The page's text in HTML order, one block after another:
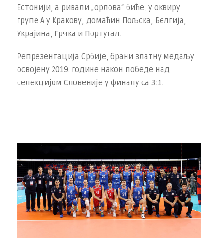
Естонији, а ривали „орлова“ биће, у оквиру
групе А у Кракову, домаћин Пољска, Белгија,
Украјина, Грчка и Португал.
Репрезентација Србије, брани златну медаљу
освојену 2019. године након победе над
селекцијом Словеније у финалу са 3:1.